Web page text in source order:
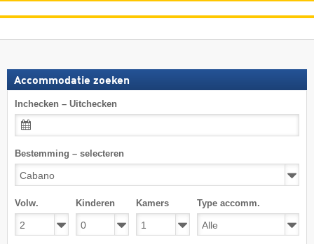
Accommodatie zoeken
Inchecken – Uitchecken
Bestemming – selecteren
Volw. Kinderen Kamers Type accomm.